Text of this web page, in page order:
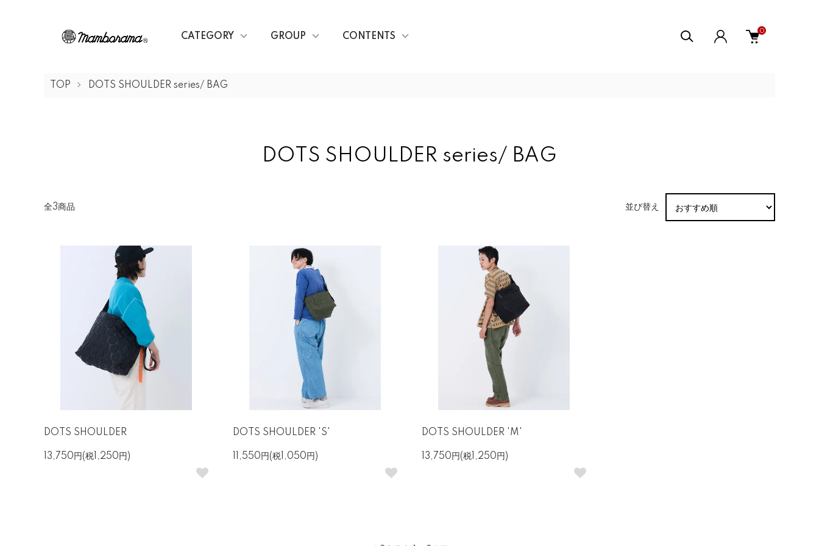
CATEGORY GROUP CONTENTS
0
TOP DOTS SHOULDER series/ BAG
DOTS SHOULDER series/ BAG
全3商品 並び替え
DOTS SHOULDER
13,750円(税1,250円)
DOTS SHOULDER 'S'
11,550円(税1,050円)
DOTS SHOULDER 'M'
13,750円(税1,250円)